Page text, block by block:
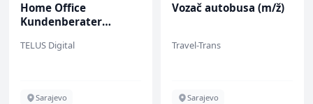
Home Office
Kundenberater
TELUS Digital
Sarajevo
Vozač autobusa (m/ž)
Travel-Trans
Sarajevo